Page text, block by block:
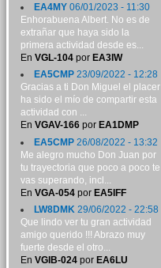
EA4MY06/01/2023 - 11:30
Enhorabuena Albert. No es de
extrañar que haya sido la
primera actividad desde es...
En VGL-104por EA3IW
EA5CMP23/09/2022 - 12:28
Gracias a ti Don Miguel el placer
ha sido el mío de compartir esta
actividad con ...
En VGAV-166por EA1DMP
EA5CMP26/08/2022 - 13:32
Me alegro mucho Don Juan por
tu trayectoria que poco a poco te
vas superando, incl...
En VGA-054por EA5IFF
LW8DMK29/06/2022 - 22:58
Que lindo ver tu gran actividad
amigo querido !!! Abrazo muy
fuerte desde el otro...
En VGIB-024por EA6LU